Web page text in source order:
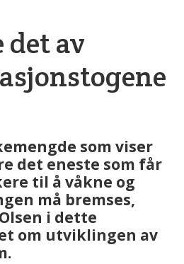
det av
som viser
det eneste som får
til å våkne og
må bremses,
i dette
om utviklingen av